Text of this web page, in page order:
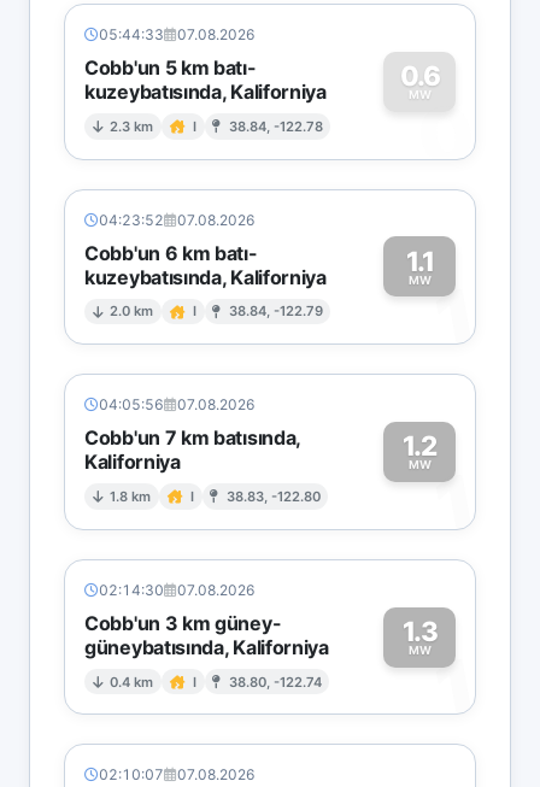
05:44:33 07.08.2026
Cobb'un 5 km batı-
kuzeybatısında, Kaliforniya
2.3 km I 38.84, -122.78
0.6
MW
0
04:23:52 07.08.2026
Cobb'un 6 km batı-
kuzeybatısında, Kaliforniya
2.0 km I 38.84, -122.79
1.1
MW1
04:05:56 07.08.2026
Cobb'un 7 km batısında,
Kaliforniya
1.8 km I 38.83, -122.80
1.2
MW1
02:14:30 07.08.2026
Cobb'un 3 km güney-
güneybatısında, Kaliforniya
0.4 km I 38.80, -122.74
1.3
MW1
02:10:07 07.08.2026